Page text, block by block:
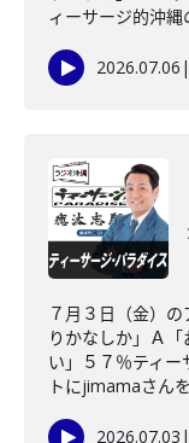
ィーサージ的沖縄
2026.07.06 |
７月３日（金）
りかなしか」Ａ
い」５７％ティ
トにjimamaさん
2026.07.03 |